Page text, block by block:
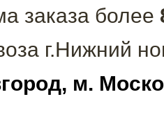
более
г.Нижний
м.